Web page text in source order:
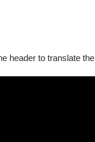
header to translate
著淡淡惆悵的愛情故